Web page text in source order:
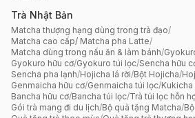
Trà Nhật Bản
Matcha thượng hạng dùng trong trà đạo/
Matcha cao cấp/ Matcha pha Latte/
Matcha dùng trong nấu ăn & làm bánh/
Gyokuro hữu cơ/Gyokuro túi lọc/Sencha hữu
Sencha pha lạnh/Hojicha lá rời/Bột Hojicha/
Genmaicha hữu cơ/Genmaicha túi lọc/Kukicha
Bancha hữu cơ/Bancha túi lọc/Trà túi lọc hỗn
Gói trà mang đi du lịch/Bộ quà tặng Matcha/